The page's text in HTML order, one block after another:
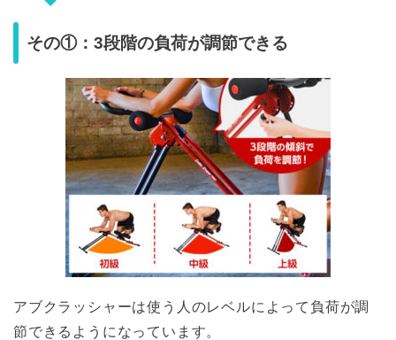
その①：3段階の負荷が調節できる
アブクラッシャーは使う人のレベルによって負荷が調
節できるようになっています。